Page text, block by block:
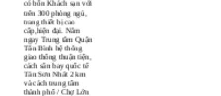
thương hiệu Khách
Sạn Thanh Bình. Đến
nay hệ thống Khách
sạn Thanh Bình gồm
có bốn Khách sạn với
trên 300 phòng ngủ,
trang thiết bị cao
cấp,hiện đại. Nằm
ngay Trung tâm Quận
Tân Bình hệ thống
giao thông thuận tiện,